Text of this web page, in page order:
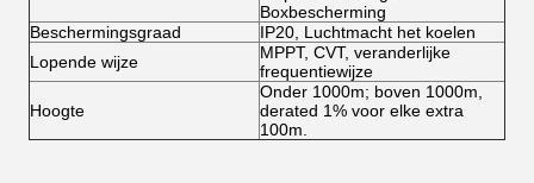
Boxbescherming
Beschermingsgraad
IP20, Luchtmacht het koelen
Lopende wijze
MPPT, CVT, veranderlijke
frequentiewijze
Hoogte
Onder 1000m; boven 1000m,
derated 1% voor elke extra
100m.